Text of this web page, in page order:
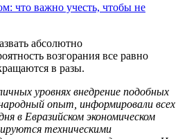
что важно учесть, чтобы не
абсолютно
возгорания все равно
в разы.
уровнях внедрение подобных
опыт, информировали всех
в Евразийском экономическом
техническими